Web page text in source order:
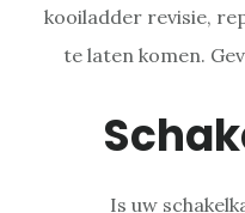
kooiladder revisie,
te laten komen.
Is uw